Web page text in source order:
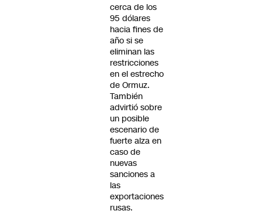
cerca de los
95 dólares
hacia fines de
año si se
eliminan las
restricciones
en el estrecho
de Ormuz.
También
advirtió sobre
un posible
escenario de
fuerte alza en
caso de
nuevas
sanciones a
las
exportaciones
rusas.